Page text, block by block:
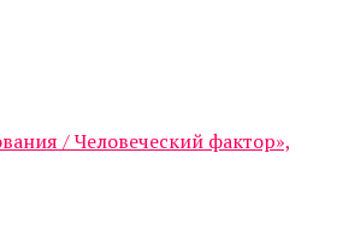
/ Человеческий фактор»,